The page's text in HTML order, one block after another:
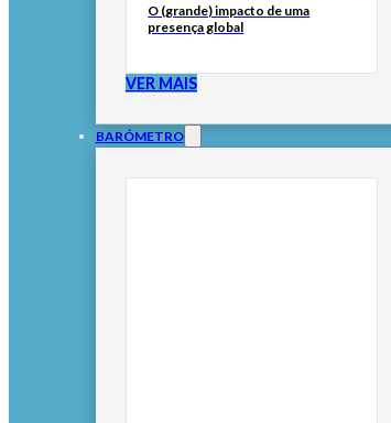
O (grande) impacto de uma
presença global
VER MAIS
BARÓMETRO